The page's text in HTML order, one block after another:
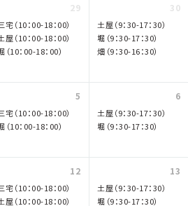
29
宅（10：00-18：00）
屋（10：00-18：00）
（10：00-18：00）
30
土屋（9：30-17：30）
堀（9：30-17：30）
畑（9：30-16：30）
5
宅（10：00-18：00）
（10：00-18：00）
6
土屋（9：30-17：30）
堀（9：30-17：30）
12
宅（10：00-18：00）
屋（10：00-18：00）
13
土屋（9：30-17：30）
堀（9：30-17：30）